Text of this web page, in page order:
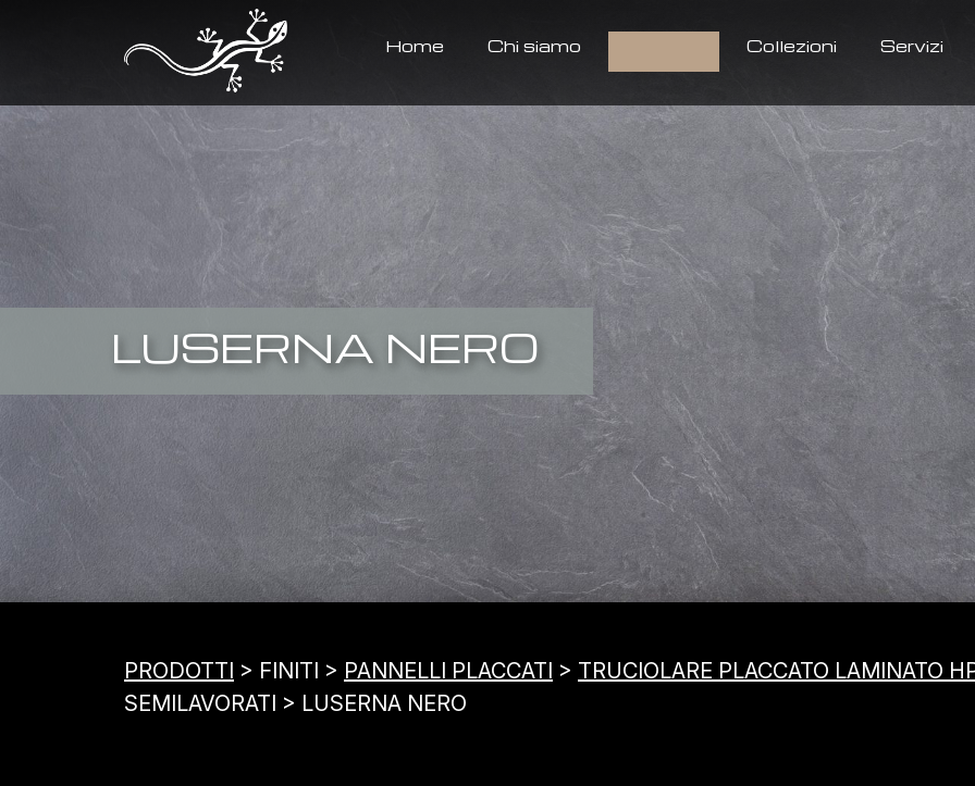
Home Chi siamo Collezioni Servizi
LUSERNA NERO
PRODOTTI > FINITI > PANNELLI PLACCATI > TRUCIOLARE PLACCATO LAMINATO
SEMILAVORATI > LUSERNA NERO